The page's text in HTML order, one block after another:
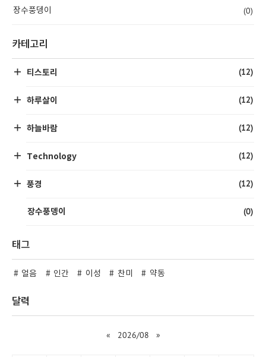
장수풍뎅이 (0)
카테고리
티스토리 (12)
하루살이 (12)
하늘바람 (12)
Technology (12)
풍경 (12)
장수풍뎅이 (0)
태그
얼음 인간 이성 찬미 약동
달력
« 2026/08 »